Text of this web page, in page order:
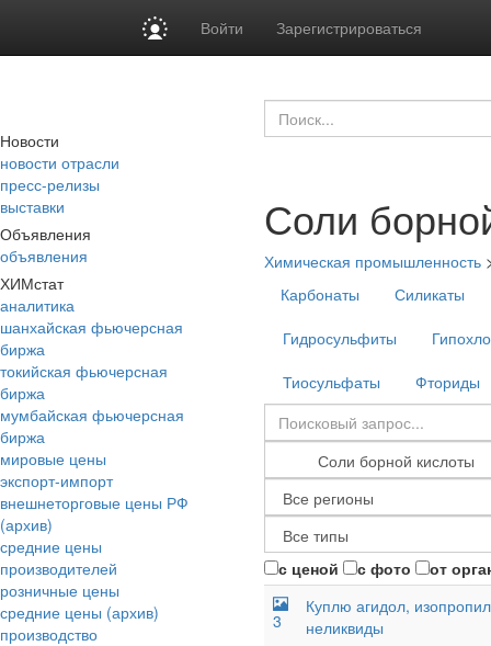
Войти Зарегистрироваться
Новости
новости отрасли
пресс-релизы
выставки
Объявления
объявления
ХИМстат
аналитика
шанхайская фьючерсная
биржа
токийская фьючерсная
биржа
мумбайская фьючерсная
биржа
мировые цены
экспорт-импорт
внешнеторговые цены РФ
(архив)
средние цены
производителей
розничные цены
средние цены (архив)
производство
Соли
Химическая промышленность
Карбонаты
Силикаты
Гидросульфиты
Тиосульфаты
Фториды
с ценой с фото от
3
Куплю агидол,
неликвиды